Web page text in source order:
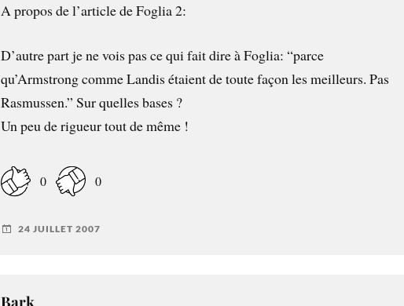
A propos de l’article de Foglia 2:
D’autre part je ne vois pas ce qui fait dire à Foglia: “parce
qu’Armstrong comme Landis étaient de toute façon les meilleurs. Pas
Rasmussen.” Sur quelles bases ?
Un peu de rigueur tout de même !
0 0
24 JUILLET 2007
Bark